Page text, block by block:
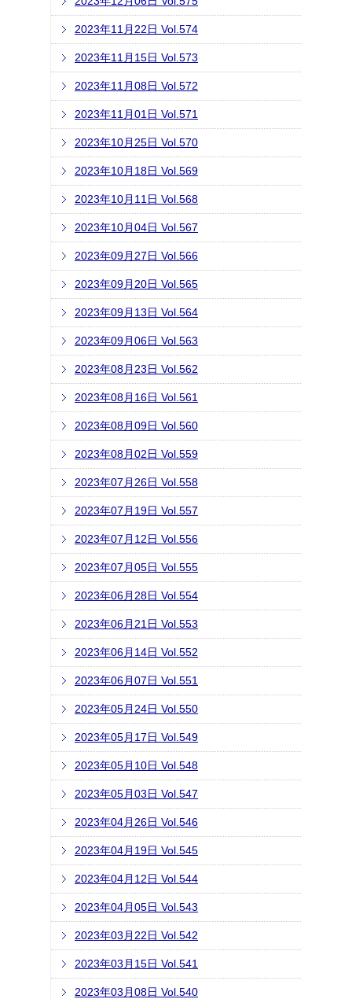
2023年11月22日 Vol.574
2023年11月15日 Vol.573
2023年11月08日 Vol.572
2023年11月01日 Vol.571
2023年10月25日 Vol.570
2023年10月18日 Vol.569
2023年10月11日 Vol.568
2023年10月04日 Vol.567
2023年09月27日 Vol.566
2023年09月20日 Vol.565
2023年09月13日 Vol.564
2023年09月06日 Vol.563
2023年08月23日 Vol.562
2023年08月16日 Vol.561
2023年08月09日 Vol.560
2023年08月02日 Vol.559
2023年07月26日 Vol.558
2023年07月19日 Vol.557
2023年07月12日 Vol.556
2023年07月05日 Vol.555
2023年06月28日 Vol.554
2023年06月21日 Vol.553
2023年06月14日 Vol.552
2023年06月07日 Vol.551
2023年05月24日 Vol.550
2023年05月17日 Vol.549
2023年05月10日 Vol.548
2023年05月03日 Vol.547
2023年04月26日 Vol.546
2023年04月19日 Vol.545
2023年04月12日 Vol.544
2023年04月05日 Vol.543
2023年03月22日 Vol.542
2023年03月15日 Vol.541
2023年03月08日 Vol.540